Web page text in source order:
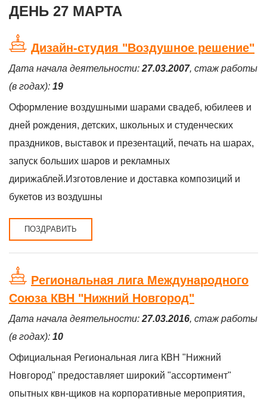
ДЕНЬ 27 МАРТА
Дизайн-студия "Воздушное решение"
Дата начала деятельности: 27.03.2007, стаж работы
(в годах): 19
Оформление воздушными шарами свадеб, юбилеев и
дней рождения, детских, школьных и студенческих
праздников, выставок и презентаций, печать на шарах,
запуск больших шаров и рекламных
дирижаблей.Изготовление и доставка композиций и
букетов из воздушны
ПОЗДРАВИТЬ
Региональная лига Международного
Союза КВН "Нижний Новгород"
Дата начала деятельности: 27.03.2016, стаж работы
(в годах): 10
Официальная Региональная лига КВН "Нижний
Новгород" предоставляет широкий "ассортимент"
опытных квн-щиков на корпоративные мероприятия,